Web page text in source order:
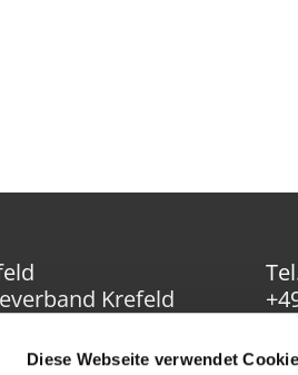
Diese Webseite verwendet
Krefeld